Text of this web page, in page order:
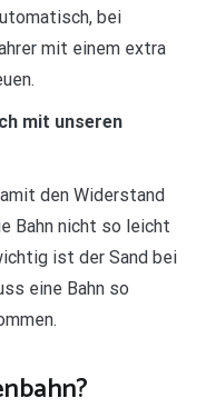
bei
mit einem extra
mit unseren
den Widerstand
Bahn nicht so leicht
ist der Sand bei
eine Bahn so